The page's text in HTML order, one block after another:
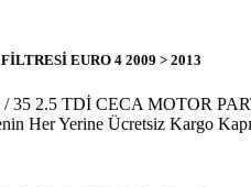
EURO 4 2009 > 2013
2.5 TDİ CECA MOTOR
Yerine Ücretsiz Kargo